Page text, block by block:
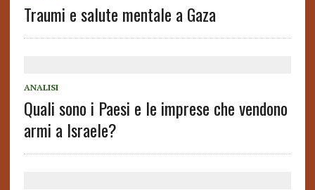
Traumi e salute mentale a Gaza
ANALISI
Quali sono i Paesi e le imprese che vendono
armi a Israele?